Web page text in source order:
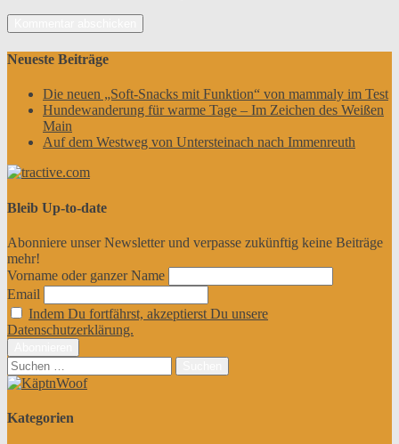
Neueste Beiträge
Die neuen „Soft-Snacks mit Funktion“ von mammaly im Test
Hundewanderung für warme Tage – Im Zeichen des Weißen
Main
Auf dem Westweg von Untersteinach nach Immenreuth
Bleib Up-to-date
Abonniere unser Newsletter und verpasse zukünftig keine Beiträge
mehr!
Vorname oder ganzer Name
Email
Indem Du fortfährst, akzeptierst Du unsere
Datenschutzerklärung.
Suchen
nach:
Kategorien